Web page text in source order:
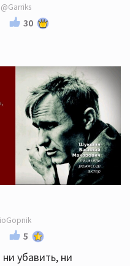
@Garriks
30
5
ни убавить, ни